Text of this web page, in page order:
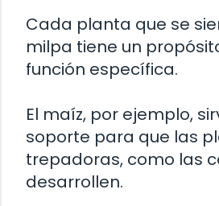
Cada planta que se
milpa tiene un
función específica.
El maíz, por ejemplo,
soporte para que las
trepadoras, como las
desarrollen.